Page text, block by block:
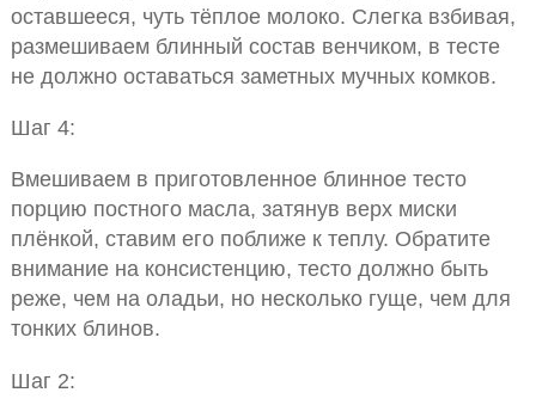
оставшееся, чуть тёплое молоко. Слегка взбивая,
размешиваем блинный состав венчиком, в тесте
не должно оставаться заметных мучных комков.
Шаг 4:
Вмешиваем в приготовленное блинное тесто
порцию постного масла, затянув верх миски
плёнкой, ставим его поближе к теплу. Обратите
внимание на консистенцию, тесто должно быть
реже, чем на оладьи, но несколько гуще, чем для
тонких блинов.
Шаг 2: